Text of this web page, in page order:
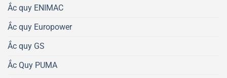
Ắc quy ENIMAC
Ắc quy Europower
Ắc quy GS
Ắc Quy PUMA